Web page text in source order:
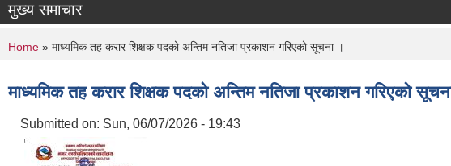
मुख्य समाचार
You are here
Home » माध्यमिक तह करार शिक्षक पदको अन्तिम नतिजा प्रकाशन गरिएको सूचना ।
माध्यमिक तह करार शिक्षक पदको अन्तिम नतिजा प्रकाशन गरिएको
Submitted on: Sun, 06/07/2026 - 19:43